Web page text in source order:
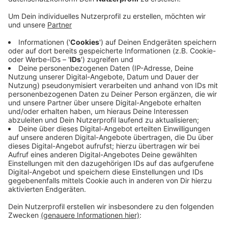
"entsiegelt". Die Stadt lässt sich das eine halbe Million
Euro kosten. Die Bürgerstiftung hat noch einmal die
gleiche Summe gesammelt. Von dem Geld sollen
Blumenwiesen, Barfußpfade aber auch Obst- und
Gemüsegärten angelegt werden. Die Stadt sieht darin
nicht nur einen Mehrwert des Schullebens und
Lernens, sondern auch einen Beitrag im Kampf gegen
das Insektensterben und den Klimawandel. Dadurch,
dass auf den entsiegelten Flächen Wasser verdunstet,
werde gerade in eng bebauten Vierteln das Stadtklima
verbessert.
Anzeige